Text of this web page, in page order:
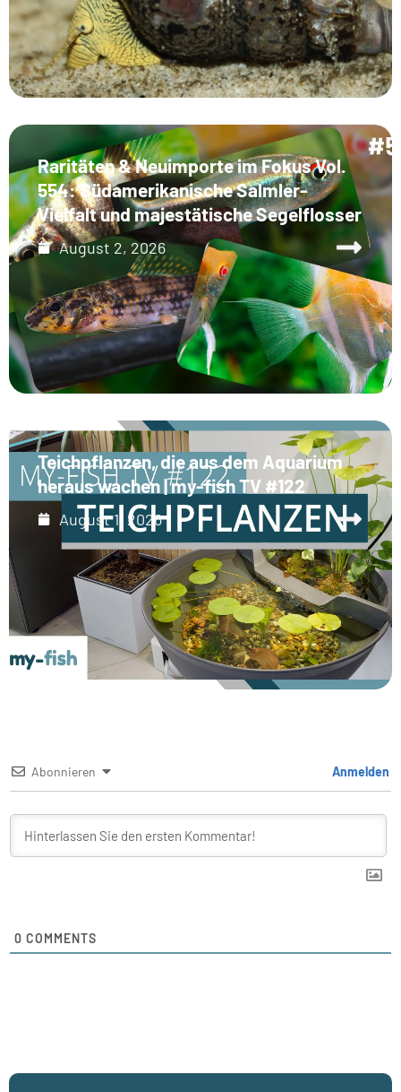
Raritäten & Neuimporte im Fokus Vol.
554: Südamerikanische Salmler-
Vielfalt und majestätische Segelflosser
August 2, 2026
Teichpflanzen, die aus dem Aquarium
heraus wachen | my-fish TV #122
August 1, 2026
Abonnieren Anmelden
0 COMMENTS